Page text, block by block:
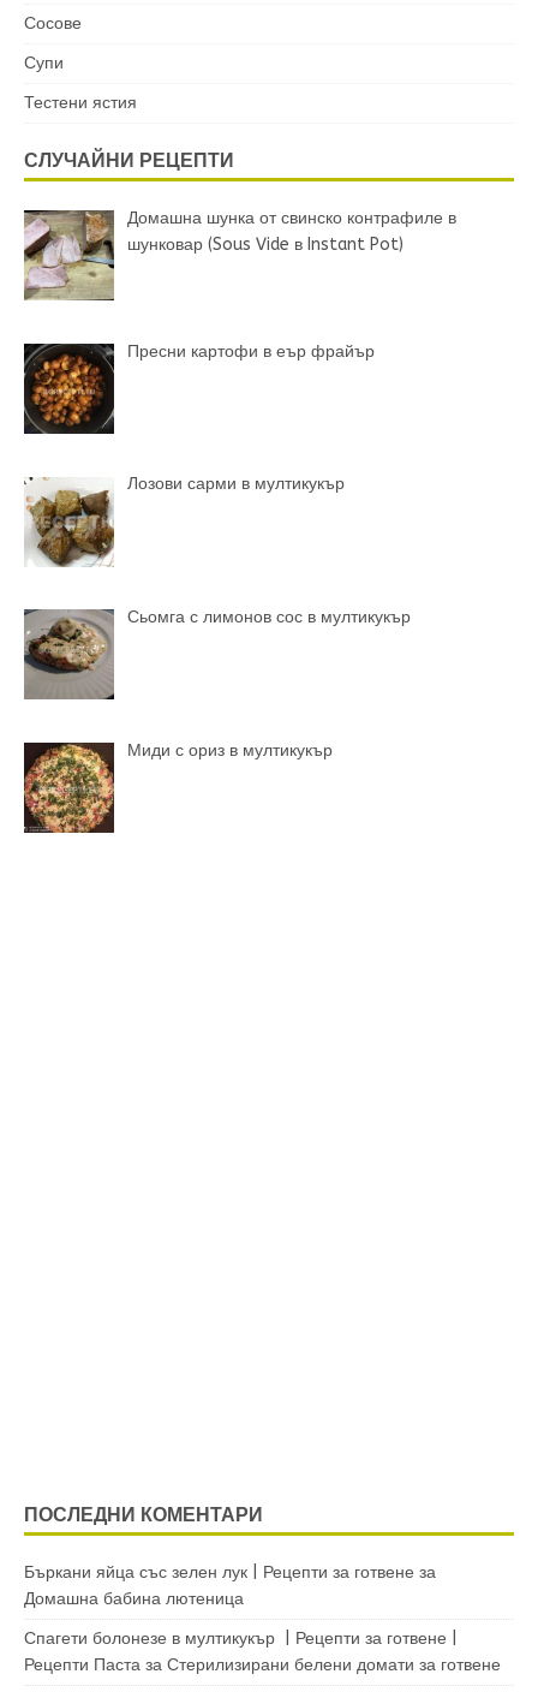
Сосове
Супи
Тестени ястия
СЛУЧАЙНИ РЕЦЕПТИ
Домашна шунка от свинско контрафиле в
шунковар (Sous Vide в Instant Pot)
Пресни картофи в еър фрайър
Лозови сарми в мултикукър
Сьомга с лимонов сос в мултикукър
Миди с ориз в мултикукър
ПОСЛЕДНИ КОМЕНТАРИ
Бъркани яйца със зелен лук | Рецепти за готвене за
Домашна бабина лютеница
Спагети болонезе в мултикукър | Рецепти за готвене |
Рецепти Паста за Стерилизирани белени домати за готвене